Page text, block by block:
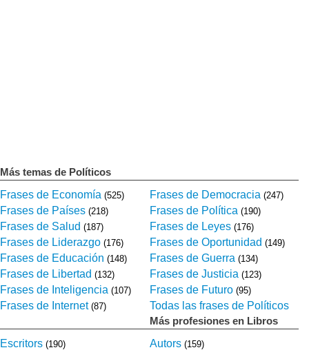
Más temas de Políticos
Frases de Economía (525) Frases de Democracia (247)
Frases de Países (218) Frases de Política (190)
Frases de Salud (187) Frases de Leyes (176)
Frases de Liderazgo (176) Frases de Oportunidad (149)
Frases de Educación (148) Frases de Guerra (134)
Frases de Libertad (132) Frases de Justicia (123)
Frases de Inteligencia (107) Frases de Futuro (95)
Frases de Internet (87)
Todas las frases de Políticos
Más profesiones en Libros
Escritors (190) Autors (159)